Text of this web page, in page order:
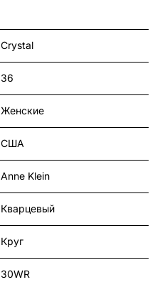
Crystal
36
Женские
США
Anne Klein
Кварцевый
Круг
30WR